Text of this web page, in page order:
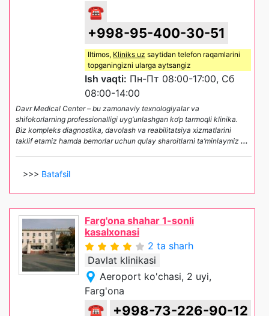
☎
+998-95-400-30-51
Iltimos, Kliniks uz saytidan telefon raqamlarini
topganingizni ularga aytsangiz
Ish vaqti: Пн-Пт 08:00-17:00, Сб
08:00-14:00
Davr Medical Center – bu zamonaviy texnologiyalar va
shifokorlarning professionalligi uyg‘unlashgan ko‘p tarmoqli klinika.
Biz kompleks diagnostika, davolash va reabilitatsiya xizmatlarini
taklif etamiz hamda bemorlar uchun qulay sharoitlarni ta’minlaymiz ...
>>> Batafsil
Farg'ona shahar 1-sonli
kasalxonasi
2 ta sharh
Davlat klinikasi
Aeroport ko'chasi, 2 uyi,
Farg'ona
☎
+998-73-226-90-12